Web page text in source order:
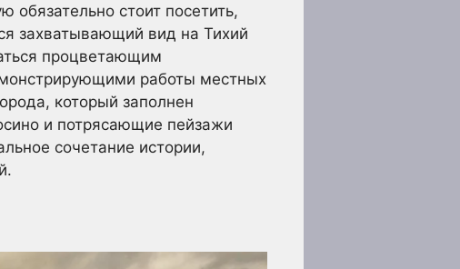
обязательно стоит посетить,
захватывающий вид на Тихий
процветающим
работы местных
который заполнен
и потрясающие пейзажи
сочетание истории,